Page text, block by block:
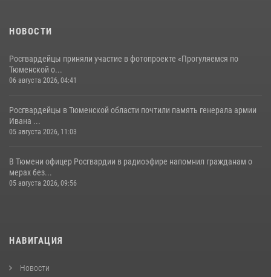
НОВОСТИ
Росгвардейцы приняли участие в фотопроекте «Прогуляемся по
Тюменской о...
06 августа 2026, 04:41
Росгвардейцы в Тюменской области почтили память генерала армии
Ивана ...
05 августа 2026, 11:03
В Тюмени офицер Росгвардии в радиоэфире напомнил гражданам о
мерах без...
05 августа 2026, 09:56
НАВИГАЦИЯ
Новости